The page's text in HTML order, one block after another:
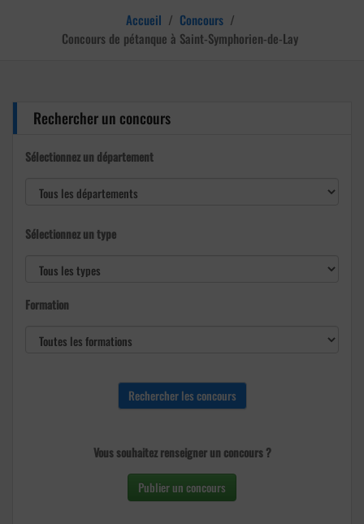
Accueil / Concours /
Concours de pétanque à Saint-Symphorien-de-Lay
Rechercher un concours
Sélectionnez un département
Sélectionnez un type
Formation
Vous souhaitez renseigner un concours ?
Publier un concours